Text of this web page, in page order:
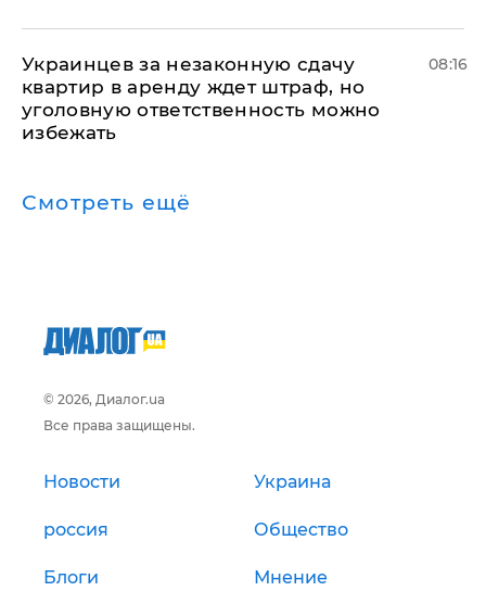
Украинцев за незаконную сдачу
квартир в аренду ждет штраф, но
уголовную ответственность можно
избежать
08:16
Смотреть ещё
© 2026, Диалог.ua
Все права защищены.
Новости Украина
россия Общество
Блоги Мнение